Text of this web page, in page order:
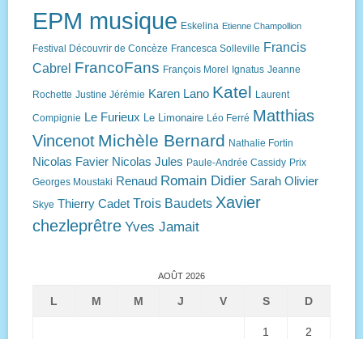
EPM musique Eskelina Etienne Champollion
Festival Découvrir de Concèze Francesca Solleville Francis
Cabrel FrancoFans François Morel Ignatus Jeanne
Rochette Justine Jérémie Karen Lano Katel Laurent
Compignie Le Furieux Le Limonaire Léo Ferré Matthias
Vincenot Michèle Bernard Nathalie Fortin
Nicolas Favier Nicolas Jules Paule-Andrée Cassidy Prix
Georges Moustaki Renaud Romain Didier Sarah Olivier
Skye Thierry Cadet Trois Baudets Xavier
chezleprêtre Yves Jamait
AOÛT 2026
L M M J V S D
1 2